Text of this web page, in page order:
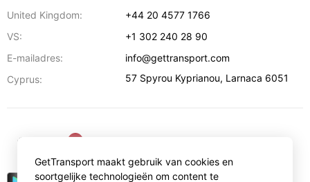
United Kingdom:
+44 20 4577 1766
VS:
+1 302 240 28 90
E-mailadres:
info@gettransport.com
Cyprus:
57 Spyrou Kyprianou, Larnaca 6051
€
GetTransport maakt gebruik van cookies en
soortgelijke technologieën om content te